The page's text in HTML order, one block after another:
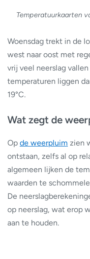
Temperatuurkaarten
Woensdag trekt in de
west naar oost met
vrij veel neerslag
temperaturen liggen
19°C.
Wat zegt de
Op de weerpluim zien
ontstaan, zelfs al op
algemeen lijken de
waarden te
De
op neerslag, wat erop
aan te houden.